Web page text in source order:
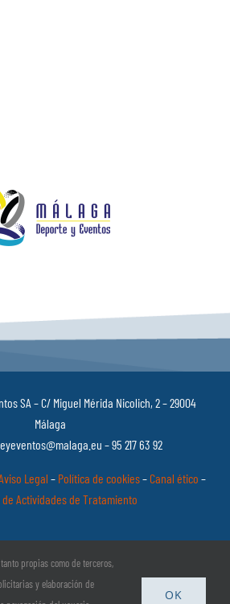
SA – C/ Miguel Mérida Nicolich, 2 – 29004
Málaga
– 95 217 63 92
Legal – Política de cookies–Canal ético –
de Actividades de Tratamiento
propias como de terceros,
y elaboración de
OK